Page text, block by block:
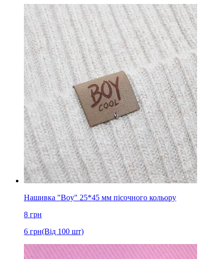
Нашивка "Boy" 25*45 мм пісочного кольору
8 грн
6 грн(Від 100 шт)